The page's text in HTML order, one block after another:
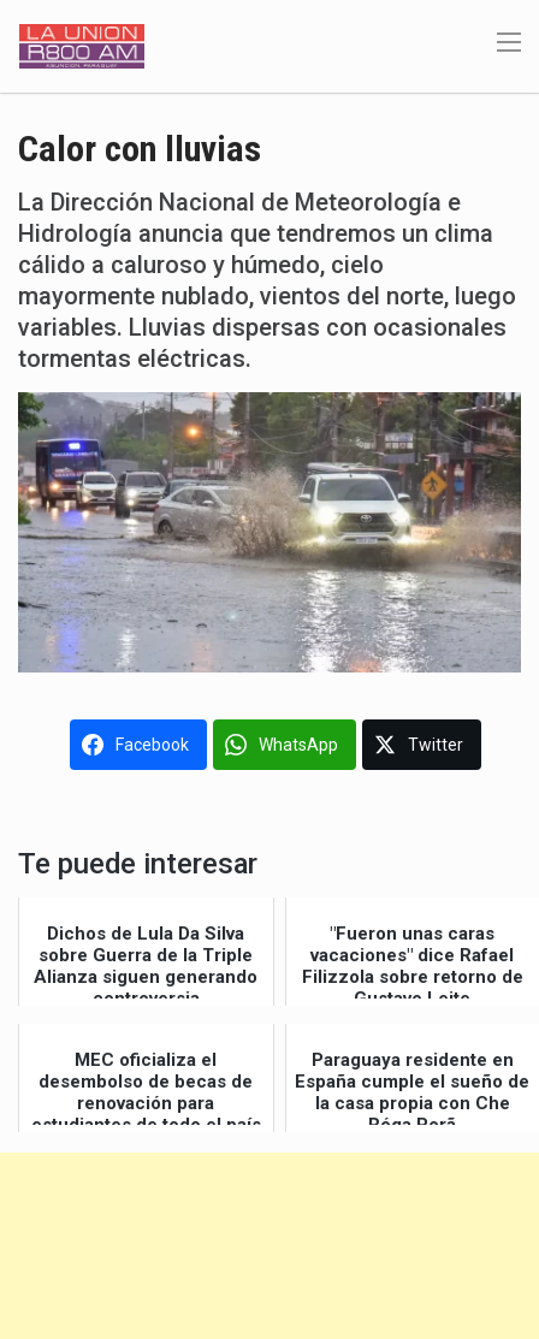
Calor con lluvias
La Dirección Nacional de Meteorología e
Hidrología anuncia que tendremos un clima
cálido a caluroso y húmedo, cielo
mayormente nublado, vientos del norte, luego
variables. Lluvias dispersas con ocasionales
tormentas eléctricas.
Facebook WhatsApp Twitter
Te puede interesar
Dichos de Lula Da Silva
sobre Guerra de la Triple
Alianza siguen generando
controversia
"Fueron unas caras
vacaciones" dice Rafael
Filizzola sobre retorno de
Gustavo Leite
MEC oficializa el
desembolso de becas de
renovación para
estudiantes de todo el país
Paraguaya residente en
España cumple el sueño de
la casa propia con Che
Róga Porã